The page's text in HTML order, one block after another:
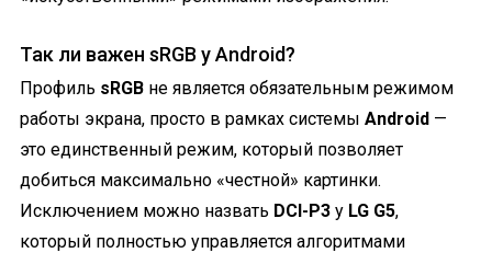
Так ли важен sRGB у Android?
Профиль sRGB не является обязательным режимом
работы экрана, просто в рамках системы Android —
это единственный режим, который позволяет
добиться максимально «честной» картинки.
Исключением можно назвать DCI-P3 у LG G5,
который полностью управляется алгоритмами